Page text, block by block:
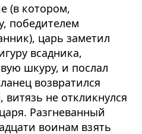
(в котором,
победителем
царь заметил
всадника,
шкуру, и послал
возвратился
витязь не откликнулся
Разгневанный
воинам взять